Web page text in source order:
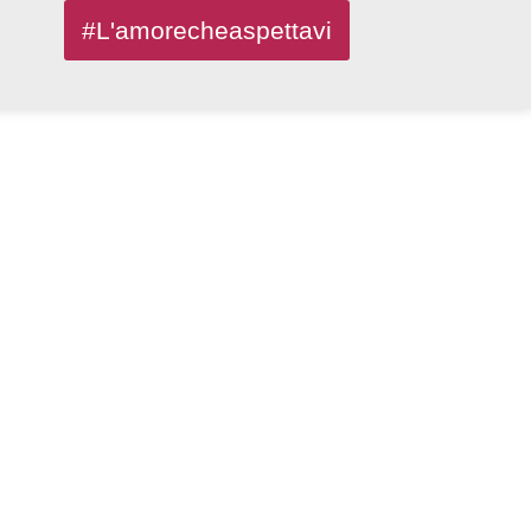
#L'amorecheaspettavi